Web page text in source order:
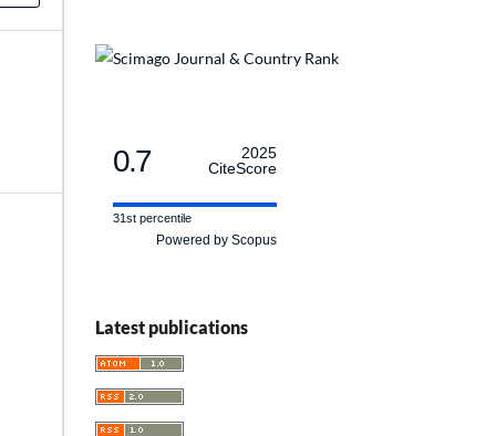
0.7
2025
CiteScore
31st percentile
Powered by Scopus
Latest publications